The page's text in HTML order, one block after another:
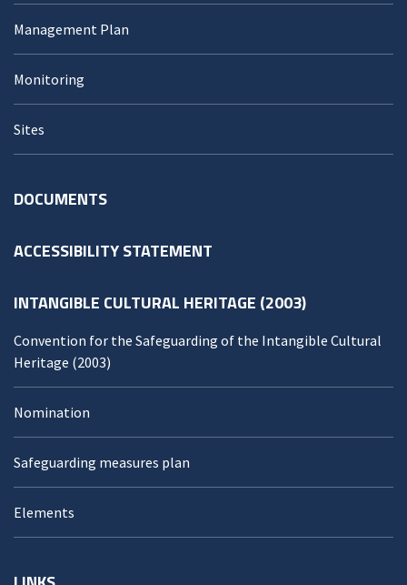
Management Plan
Monitoring
Sites
DOCUMENTS
ACCESSIBILITY STATEMENT
INTANGIBLE CULTURAL HERITAGE (2003)
Convention for the Safeguarding of the Intangible Cultural
Heritage (2003)
Nomination
Safeguarding measures plan
Elements